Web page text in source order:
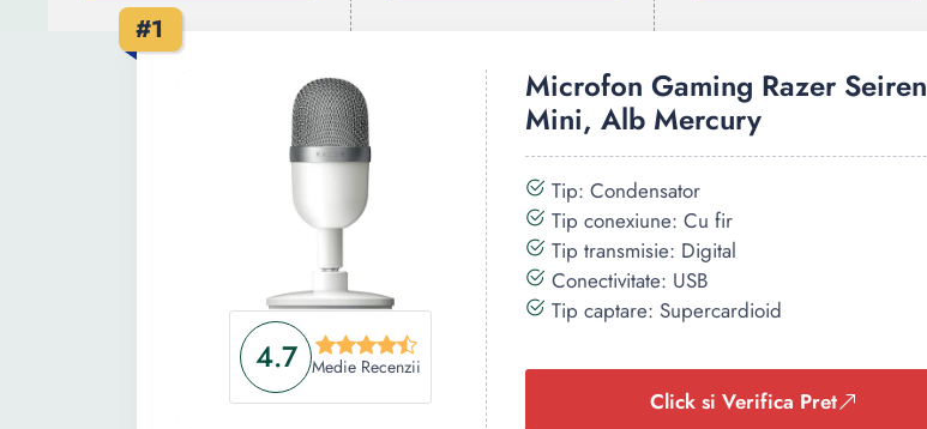
#1
4.7 Medie Recenzii
Microfon Gaming Razer Seiren
Mini, Alb Mercury
Tip: Condensator
Tip conexiune: Cu fir
Tip transmisie: Digital
Conectivitate: USB
Tip captare: Supercardioid
Click si Verifica Pret